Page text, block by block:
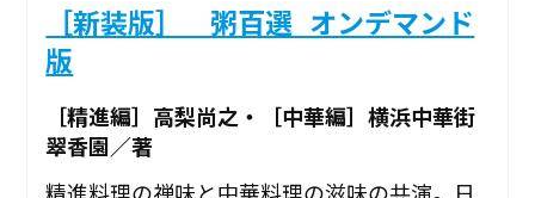
［新装版］ 粥百選_オンデマンド
版
［精進編］高梨尚之・［中華編］横浜中華街
翠香園／著